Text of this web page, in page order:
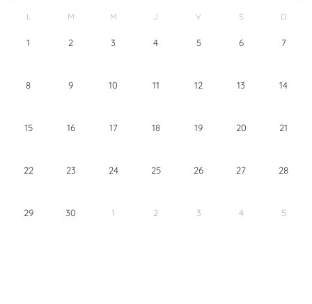
L M M J V S D
1 2 3 4 5 6 7
8 9 10 11 12 13 14
15 16 17 18 19 20 21
22 23 24 25 26 27 28
29 30 1 2 3 4 5